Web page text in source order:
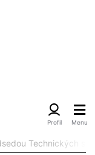
Technických